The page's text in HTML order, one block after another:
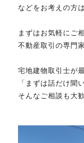
などをお考えの方は
まずはお気軽にご
不動産取引の専門
宅地建物取引士が
「まずは話だけ聞
そんなご相談も大